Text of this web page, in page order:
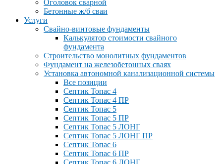
Оголовок сварной
Бетонные ж/б сваи
Услуги
Свайно-винтовые фундаменты
Калькулятор стоимости свайного
фундамента
Строительство монолитных фундаментов
Фундамент на железобетонных сваях
Установка автономной канализационной системы
Все позиции
Септик Топас 4
Септик Топас 4 ПР
Септик Топас 5
Септик Топас 5 ПР
Септик Топас 5 ЛОНГ
Септик Топас 5 ЛОНГ ПР
Септик Топас 6
Септик Топас 6 ПР
Септик Топас 6 ЛОНГ